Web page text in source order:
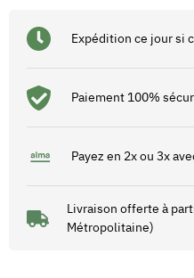
Expédition ce jour si
Paiement 100%
Payez en 2x ou 3x
Livraison offerte à
Métropolitaine)